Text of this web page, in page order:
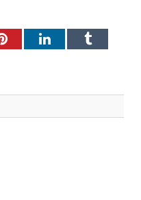
PinterestLinkedInTumblr